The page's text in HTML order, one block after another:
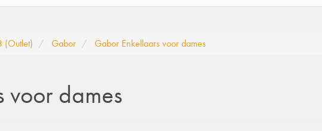
(Outlet) Gabor Gabor Enkellaars voor dames
voor dames